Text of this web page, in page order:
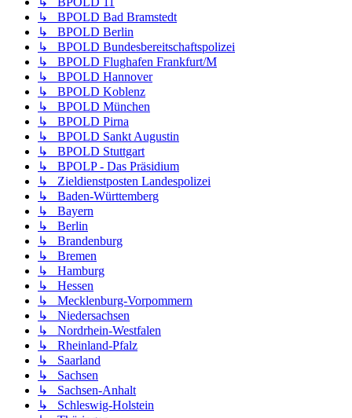
↳ BPOLD Bad Bramstedt
↳ BPOLD Berlin
↳ BPOLD Bundesbereitschaftspolizei
↳ BPOLD Flughafen Frankfurt/M
↳ BPOLD Hannover
↳ BPOLD Koblenz
↳ BPOLD München
↳ BPOLD Pirna
↳ BPOLD Sankt Augustin
↳ BPOLD Stuttgart
↳ BPOLP - Das Präsidium
↳ Zieldienstposten Landespolizei
↳ Baden-Württemberg
↳ Bayern
↳ Berlin
↳ Brandenburg
↳ Bremen
↳ Hamburg
↳ Hessen
↳ Mecklenburg-Vorpommern
↳ Niedersachsen
↳ Nordrhein-Westfalen
↳ Rheinland-Pfalz
↳ Saarland
↳ Sachsen
↳ Sachsen-Anhalt
↳ Schleswig-Holstein